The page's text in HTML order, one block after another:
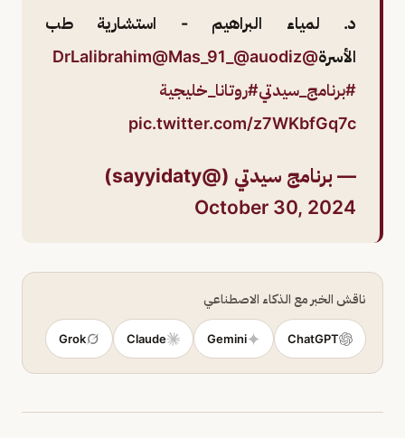
د. لمياء البراهيم - استشارية طب
الأسرة@DrLalibrahim
@Mas_91_ @auodiz
#برنامج_سيدتي#روتانا_خليجية
pic.twitter.com/z7WKbfGq7c
— برنامج سيدتي (@sayyidaty)
October 30, 2024
ناقش الخبر مع الذكاء الاصطناعي
ChatGPT
Gemini
Claude
Grok